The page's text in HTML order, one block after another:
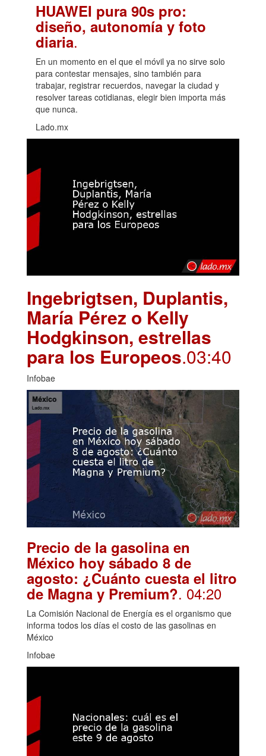
HUAWEI pura 90s pro:
diseño, autonomía y foto
diaria.
En un momento en el que el móvil ya no sirve solo
para contestar mensajes, sino también para
trabajar, registrar recuerdos, navegar la ciudad y
resolver tareas cotidianas, elegir bien importa más
que nunca.
Lado.mx
Ingebrigtsen, Duplantis,
María Pérez o Kelly
Hodgkinson, estrellas
para los Europeos.03:40
Infobae
Precio de la gasolina en
México hoy sábado 8 de
agosto: ¿Cuánto cuesta el litro
de Magna y Premium?. 04:20
La Comisión Nacional de Energía es el organismo que
informa todos los días el costo de las gasolinas en
México
Infobae